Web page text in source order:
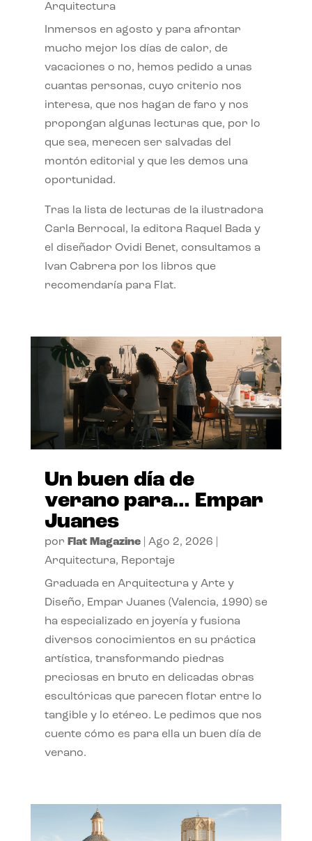
Arquitectura
Inmersos en agosto y para afrontar
mucho mejor los días de calor, de
vacaciones o no, hemos pedido a unas
cuantas personas, cuyo criterio nos
interesa, que nos hagan de faro y nos
propongan algunas lecturas que, por lo
que sea, merecen ser salvadas del
montón editorial y que les demos una
oportunidad.
Tras la lista de lecturas de la ilustradora
Carla Berrocal, la editora Raquel Bada y
el diseñador Ovidi Benet, consultamos a
Ivan Cabrera por los libros que
recomendaría para Flat.
Un buen día de
verano para… Empar
Juanes
por Flat Magazine| Ago 2, 2026
Arquitectura, Reportaje
Graduada en Arquitectura y Arte y
Diseño, Empar Juanes (Valencia, 1990) se
ha especializado en joyería y fusiona
diversos conocimientos en su práctica
artística, transformando piedras
preciosas en bruto en delicadas obras
escultóricas que parecen flotar entre lo
tangible y lo etéreo. Le pedimos que nos
cuente cómo es para ella un buen día de
verano.